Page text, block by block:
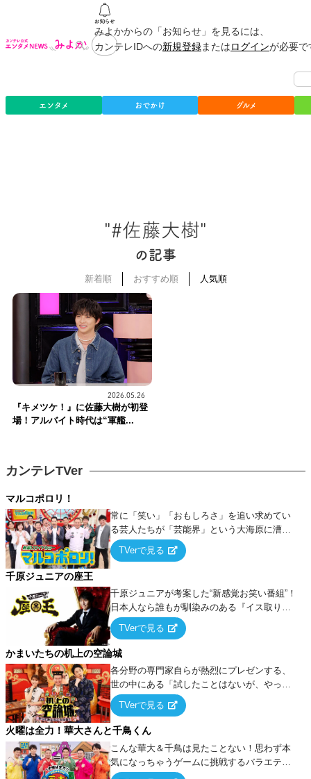
みよかからの「お知らせ」を見るには、
カンテレIDへの新規登録またはログインが必要
エンタメ おでかけ グルメ
"#佐藤大樹"
の記事
新着順 おすすめ順 人気順
2026.05.26
『キメツケ！』に佐藤大樹が初登
場！アルバイト時代は“軍艦...
カンテレTVer
マルコポロリ！
常に「笑い」「おもしろさ」を追い求めてい
る芸人たちが「芸能界」という大海原に漕ぎ
出でて、新たなオモシロ人間を発掘する！
TVerで見る
千原ジュニアの座王
千原ジュニアが考案した“新感覚お笑い番組”！
日本人なら誰もが馴染みのある『イス取りゲ
ーム』をベースに、大喜利・ギャグ・モノボ
ケ・歌…など様々なお題で芸人がショートネ
タを競い合う！
TVerで見る
かまいたちの机上の空論城
各分野の専門家自らが熱烈にプレゼンする、
世の中にある「試したことはないが、やって
みたらこうなる！…ハズ」という“机上の空
論”に若手芸人らがカラダを張って挑む！
TVerで見る
火曜は全力！華大さんと千鳥くん
こんな華大＆千鳥は見たことない！思わず本
気になっちゃうゲームに挑戦するバラエティ
ー！